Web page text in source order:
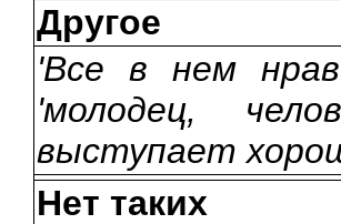
Другое
'Все в нем
'молодец,
выступает
Нет таких